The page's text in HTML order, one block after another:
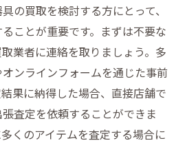
取サービス比較
れる業者の選び方
活かしたサービス選定
る信頼できるサービス
取引を実現する選択肢
物食器を買取山形市の最新事
の買取を検討する方にとって、
ことが重要です。まずは不要な
業者に連絡を取りましょう。多
ンラインフォームを通じた事前
果に納得した場合、直接店舗で
査定を依頼することができま
くのアイテムを査定する場合に